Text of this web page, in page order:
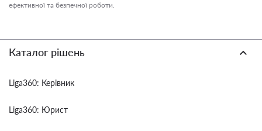
ефективної та безпечної роботи.
Каталог рішень
Liga360: Керівник
Liga360: Юрист